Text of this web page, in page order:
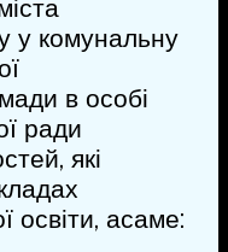
у комунальну
в особі
ради
які
освіти, а саме: